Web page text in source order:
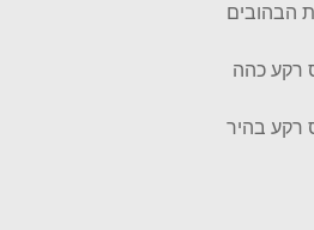
הבהובים
רקע כהה
רקע בהיר